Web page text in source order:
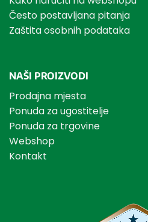
Često postavljana pitanja
Zaštita osobnih podataka
NAŠI PROIZVODI
Prodajna mjesta
Ponuda za ugostitelje
Ponuda za trgovine
Webshop
Kontakt